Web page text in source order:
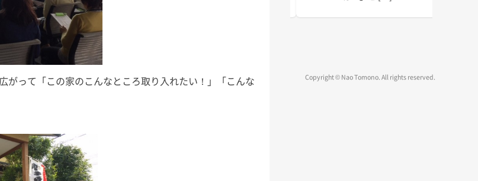
って「この家のこんなところ取り入れたい！」「こんな
書籍 […]
Copyright © Nao Tomono. All rights reserved.